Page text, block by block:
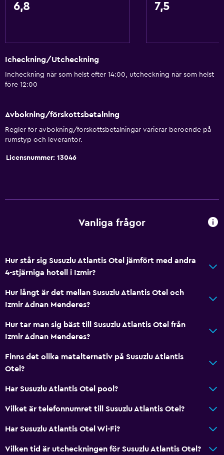
Stadsutsikt
Förvaring
Wifi tillgängligt i alla områden
Internet
Minibar
Frukost på rummet
Badrum
Dusch
Hårfön
Toalett
Privat badrum
Parkering och transport
Gratis parkering
6,8 7,5
Icheckning/Utcheckning
Incheckning när som helst efter 14:00, utcheckning när som helst
före 12:00
Avbokning/förskottsbetalning
Regler för avbokning/förskottsbetalningar varierar beroende på
rumstyp och leverantör.
Licensnummer: 13046
Vanliga frågor
Hur står sig Susuzlu Atlantis Otel jämfört med andra
4-stjärniga hotell i Izmir?
Hur långt är det mellan Susuzlu Atlantis Otel och
Izmir Adnan Menderes?
Hur tar man sig bäst till Susuzlu Atlantis Otel från
Izmir Adnan Menderes?
Finns det olika matalternativ på Susuzlu Atlantis
Otel?
Har Susuzlu Atlantis Otel pool?
Vilket är telefonnumret till Susuzlu Atlantis Otel?
Har Susuzlu Atlantis Otel Wi-Fi?
Vilken tid är utcheckningen för Susuzlu Atlantis Otel?